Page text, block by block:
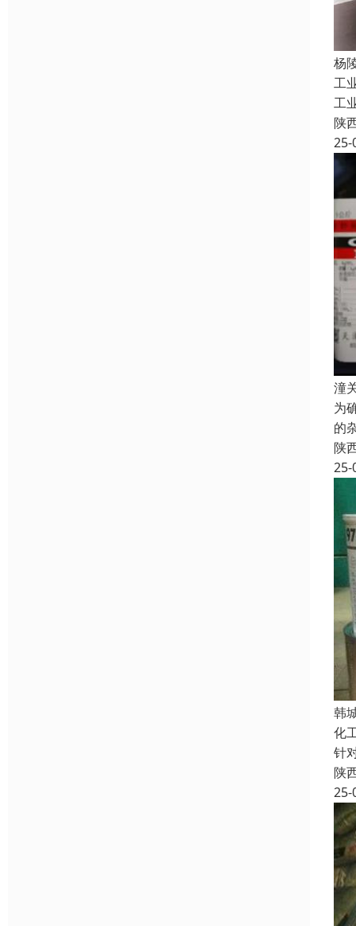
杨
工
工
陕
25-
潼
为
的
陕
25-
韩
化
针
陕
25-